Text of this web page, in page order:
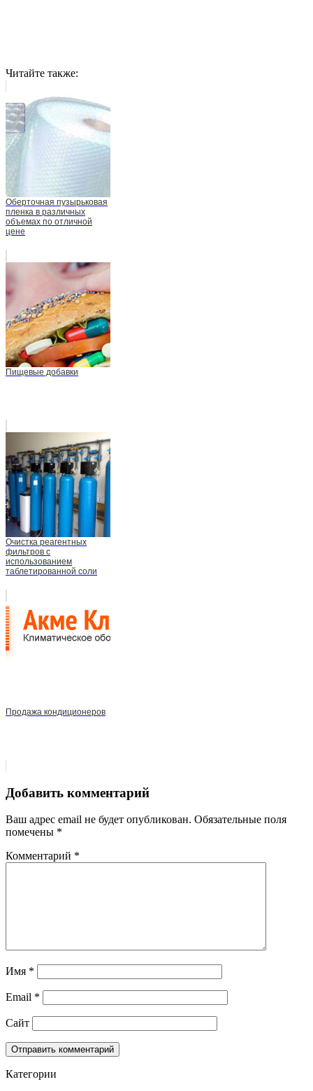
Читайте также:
Оберточная пузырьковая
пленка в различных
объемах по отличной
цене
Пищевые добавки
Очистка реагентных
фильтров с
использованием
таблетированной соли
Продажа кондиционеров
Добавить комментарий
Ваш адрес email не будет опубликован. Обязательные поля
помечены *
Комментарий *
Имя *
Email *
Сайт
Категории